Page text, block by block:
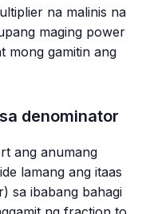
na malinis na
maging power
mong gamitin ang
denominator
ang anumang
lamang ang itaas
sa ibabang bahagi